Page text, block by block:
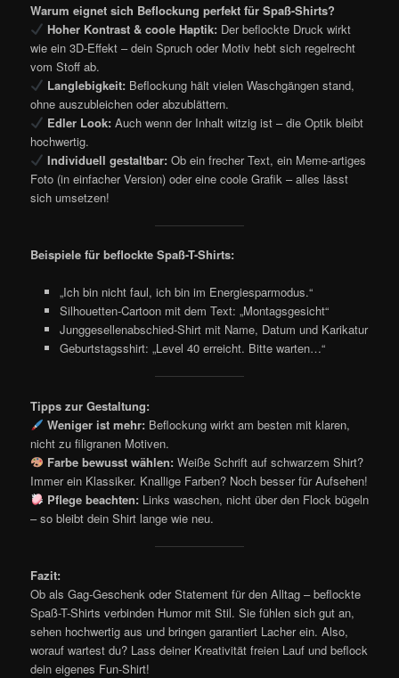
Warum eignet sich Beflockung perfekt für Spaß-Shirts?
Hoher Kontrast & coole Haptik: Der beflockte Druck wirkt
wie ein 3D-Effekt – dein Spruch oder Motiv hebt sich regelrecht
vom Stoff ab.
Langlebigkeit: Beflockung hält vielen Waschgängen stand,
ohne auszubleichen oder abzublättern.
Edler Look: Auch wenn der Inhalt witzig ist – die Optik bleibt
hochwertig.
Individuell gestaltbar: Ob ein frecher Text, ein Meme-artiges
Foto (in einfacher Version) oder eine coole Grafik – alles lässt
sich umsetzen!
Beispiele für beflockte Spaß-T-Shirts:
„Ich bin nicht faul, ich bin im Energiesparmodus.“
Silhouetten-Cartoon mit dem Text: „Montagsgesicht“
Junggesellenabschied-Shirt mit Name, Datum und Karikatur
Geburtstagsshirt: „Level 40 erreicht. Bitte warten…“
Tipps zur Gestaltung:
Weniger ist mehr: Beflockung wirkt am besten mit klaren,
nicht zu filigranen Motiven.
Farbe bewusst wählen: Weiße Schrift auf schwarzem Shirt?
Immer ein Klassiker. Knallige Farben? Noch besser für Aufsehen!
Pflege beachten: Links waschen, nicht über den Flock bügeln
– so bleibt dein Shirt lange wie neu.
Fazit:
Ob als Gag-Geschenk oder Statement für den Alltag – beflockte
Spaß-T-Shirts verbinden Humor mit Stil. Sie fühlen sich gut an,
sehen hochwertig aus und bringen garantiert Lacher ein. Also,
worauf wartest du? Lass deiner Kreativität freien Lauf und beflock
dein eigenes Fun-Shirt!